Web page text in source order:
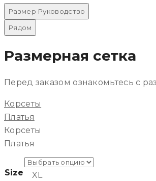
Размер Руководство
Рядом
Размерная сетка
Перед заказом ознакомьтесь с
Корсеты
Платья
Корсеты
Платья
Size
XL